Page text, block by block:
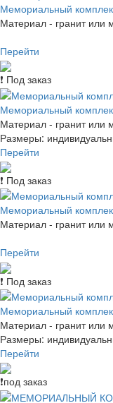
Мемориальный
Материал - гранит
Перейти
❗ Под заказ
Мемориальный
Материал - гранит
Размеры:
Перейти
❗ Под заказ
Мемориальный
Материал - гранит
Перейти
❗ Под заказ
Мемориальный
Материал - гранит
Размеры:
Перейти
❗под заказ